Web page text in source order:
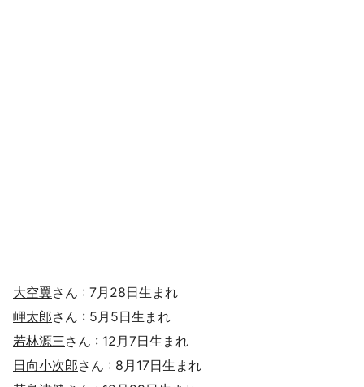
大空翼さん : 7月28日生まれ
岬太郎さん : 5月5日生まれ
若林源三さん : 12月7日生まれ
日向小次郎さん : 8月17日生まれ